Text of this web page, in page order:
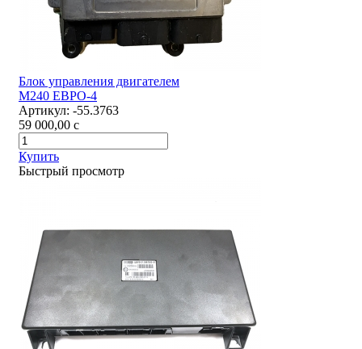
Блок управления двигателем
М240 ЕВРО-4
Артикул: -55.3763
59 000,00 c
Купить
Быстрый просмотр